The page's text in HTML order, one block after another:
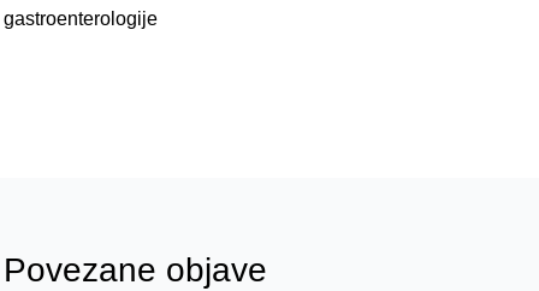
gastroenterologije
Povezane objave